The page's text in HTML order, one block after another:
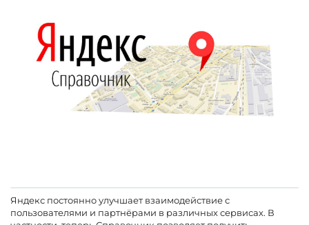
Яндекс постоянно улучшает взаимодействие с
пользователями и партнёрами в различных сервисах. В